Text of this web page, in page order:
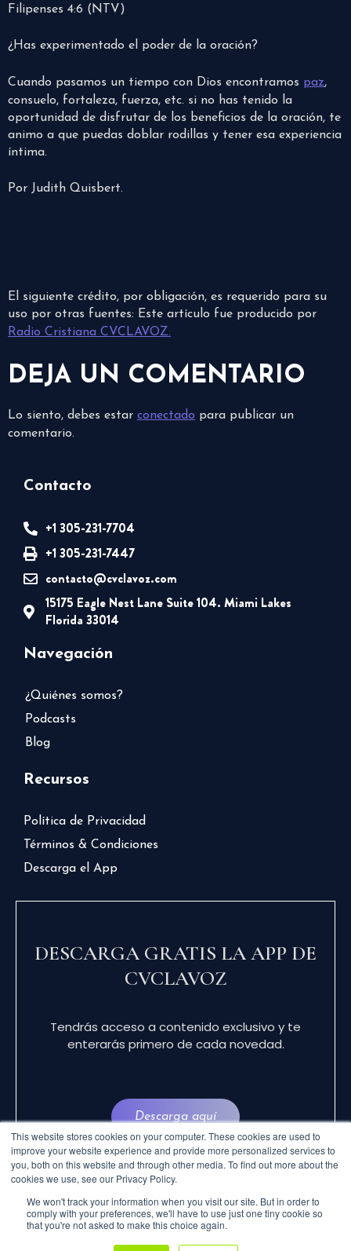
This website stores cookies on your computer. These cookies are used to
improve your website experience and provide more personalized services to
you, both on this website and through other media. To find out more about the
cookies we use, see our Privacy Policy.
We won't track your information when you visit our site. But in order to
comply with your preferences, we'll have to use just one tiny cookie so
that you're not asked to make this choice again.
Filipenses 4:6 (NTV)
¿Has experimentado el poder de la oración?
Cuando pasamos un tiempo con Dios encontramos paz,
consuelo, fortaleza, fuerza, etc. si no has tenido la
oportunidad de disfrutar de los beneficios de la oración, te
animo a que puedas doblar rodillas y tener esa experiencia
íntima.
Por Judith Quisbert.
El siguiente crédito, por obligación, es requerido para su
uso por otras fuentes: Este artículo fue producido por
Radio Cristiana CVCLAVOZ.
DEJA UN COMENTARIO
Lo siento, debes estar conectado para publicar un
comentario.
Contacto
+1 305-231-7704
+1 305-231-7447
contacto@cvclavoz.com
15175 Eagle Nest Lane Suite 104. Miami Lakes
Florida 33014
Navegación
¿Quiénes somos?
Podcasts
Blog
Recursos
Política de Privacidad
Términos & Condiciones
Descarga el App
DESCARGA GRATIS LA APP DE
CVCLAVOZ
Tendrás acceso a contenido exclusivo y te
enterarás primero de cada novedad.
Descarga aquí